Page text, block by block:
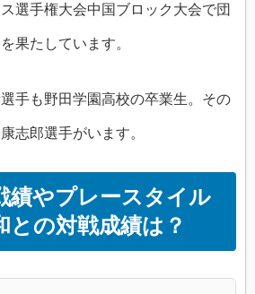
選手権大会中国ブロック大会で団
果たしています。
手も野田学園高校の卒業生。その
志郎選手がいます。
績やプレースタイル
との対戦成績は？